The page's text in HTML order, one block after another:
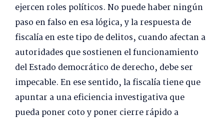
ejercen roles políticos. No puede haber ningún
paso en falso en esa lógica, y la respuesta de
fiscalía en este tipo de delitos, cuando afectan a
autoridades que sostienen el funcionamiento
del Estado democrático de derecho, debe ser
impecable. En ese sentido, la fiscalía tiene que
apuntar a una eficiencia investigativa que
pueda poner coto y poner cierre rápido a